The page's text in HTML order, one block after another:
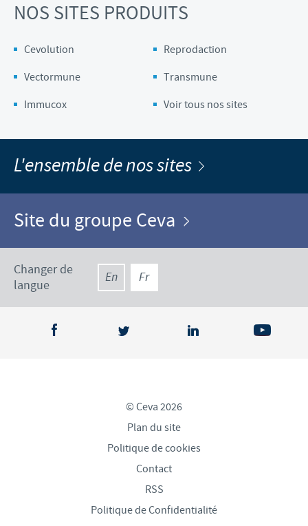
NOS SITES PRODUITS
Cevolution
Reprodaction
Vectormune
Transmune
Immucox
Voir tous nos sites
L'ensemble de nos sites
Site du groupe Ceva
Changer de
langue
En Fr
© Ceva 2026
Plan du site
Politique de cookies
Contact
RSS
Politique de Confidentialité